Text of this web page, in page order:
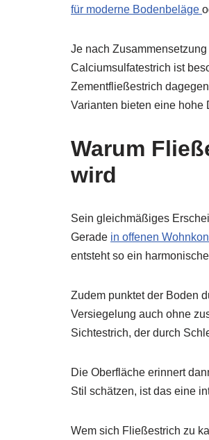
für moderne Bodenbeläge
Je nach
Calciumsulfatestrich ist
Zementfließestrich
Varianten bieten eine hohe
Warum
wird
Sein gleichmäßiges
Gerade in offenen
entsteht so ein
Zudem punktet der Boden
Versiegelung auch ohne
Sichtestrich, der durch
Die Oberfläche erinnert
Stil schätzen, ist das eine
Wem sich Fließestrich zu